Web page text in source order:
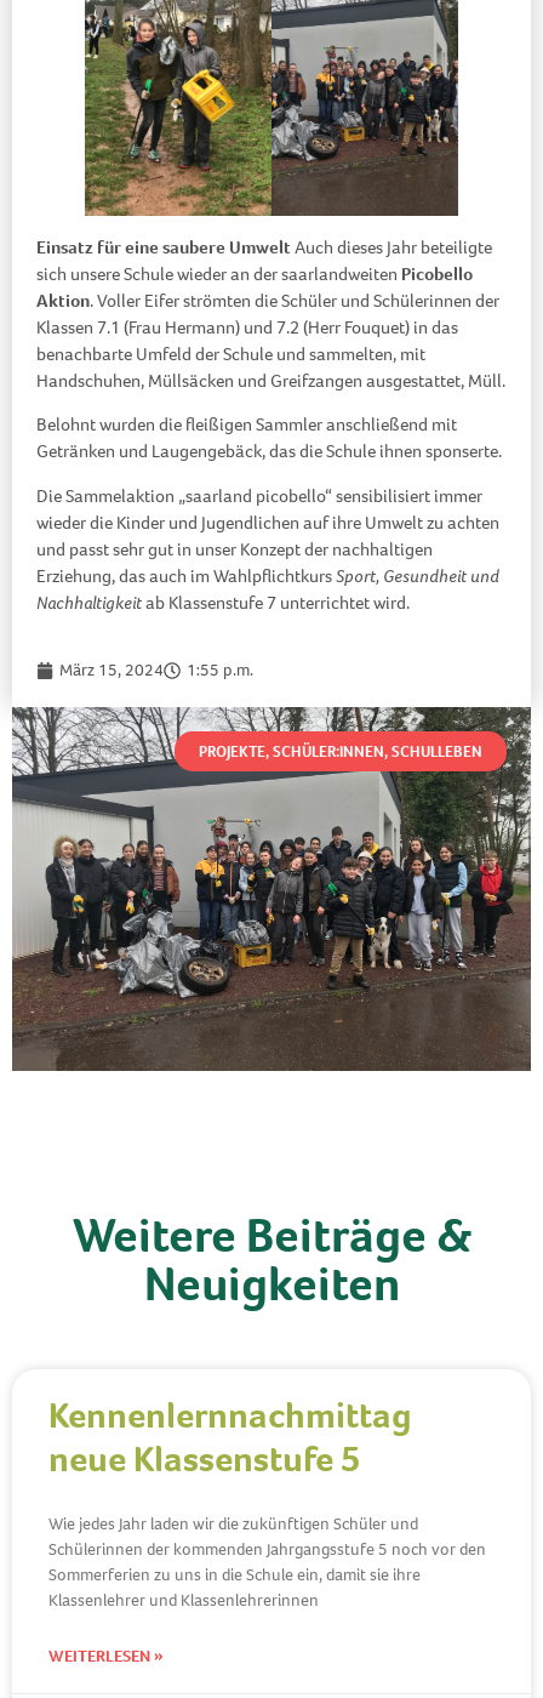
Einsatz für eine saubere Umwelt Auch dieses Jahr beteiligte
sich unsere Schule wieder an der saarlandweiten Picobello
Aktion. Voller Eifer strömten die Schüler und Schülerinnen der
Klassen 7.1 (Frau Hermann) und 7.2 (Herr Fouquet) in das
benachbarte Umfeld der Schule und sammelten, mit
Handschuhen, Müllsäcken und Greifzangen ausgestattet, Müll.
Belohnt wurden die fleißigen Sammler anschließend mit
Getränken und Laugengebäck, das die Schule ihnen sponserte.
Die Sammelaktion „saarland picobello“ sensibilisiert immer
wieder die Kinder und Jugendlichen auf ihre Umwelt zu achten
und passt sehr gut in unser Konzept der nachhaltigen
Erziehung, das auch im WahlpflichtkursSport, Gesundheit und
Nachhaltigkeitab Klassenstufe 7 unterrichtet wird.
März 15, 2024 1:55 p.m.
PROJEKTE,SCHÜLER:INNEN,SCHULLEBEN
Weitere Beiträge &
Neuigkeiten
Kennenlernnachmittag
neue Klassenstufe 5
Wie jedes Jahr laden wir die zukünftigen Schüler und
Schülerinnen der kommenden Jahrgangsstufe 5 noch vor den
Sommerferien zu uns in die Schule ein, damit sie ihre
Klassenlehrer und Klassenlehrerinnen
WEITERLESEN »